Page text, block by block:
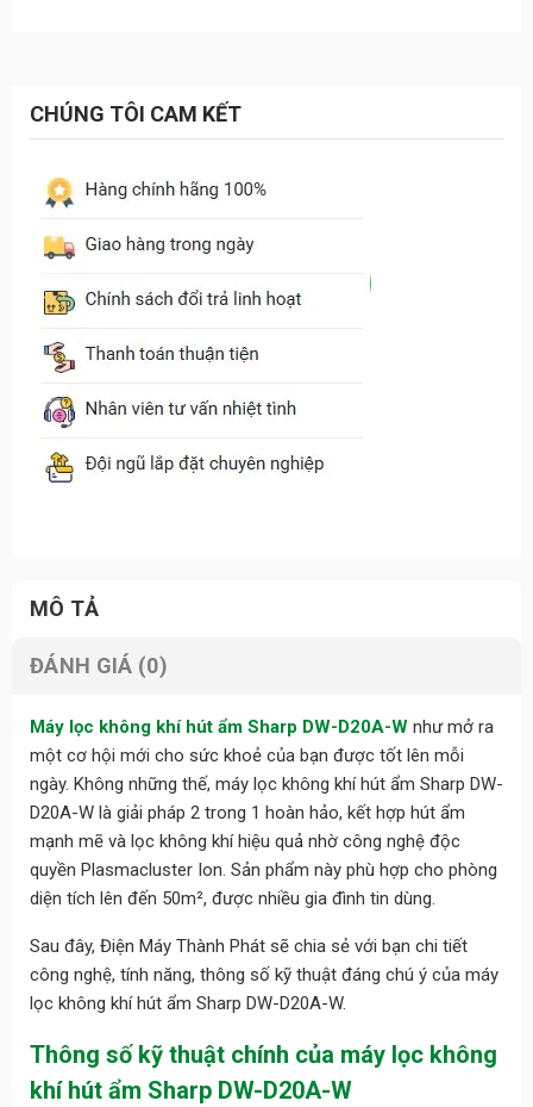
CHÚNG TÔI CAM KẾT
MÔ TẢ
ĐÁNH GIÁ (0)
Máy lọc không khí hút ẩm Sharp DW-D20A-Wnhư mở ra
một cơ hội mới cho sức khoẻ của bạn được tốt lên mỗi
ngày. Không những thế, máy lọc không khí hút ẩm Sharp DW-
D20A-W là giải pháp 2 trong 1 hoàn hảo, kết hợp hút ẩm
mạnh mẽ và lọc không khí hiệu quả nhờ công nghệ độc
quyền Plasmacluster Ion. Sản phẩm này phù hợp cho phòng
diện tích lên đến 50m², được nhiều gia đình tin dùng.
Sau đây, Điện Máy Thành Phát sẽ chia sẻ với bạn chi tiết
công nghệ, tính năng, thông số kỹ thuật đáng chú ý của máy
lọc không khí hút ẩm Sharp DW-D20A-W.
Thông số kỹ thuật chính của máy lọc không
khí hút ẩm Sharp DW-D20A-W